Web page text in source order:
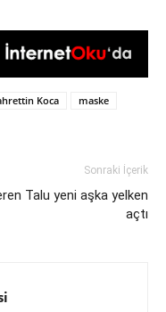
Koca
maske
Sonraki İçerik
Talu yeni aşka yelken
açtı